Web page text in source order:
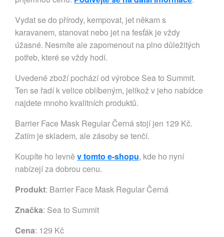
Vydat se do přírody, kempovat, jet někam s
karavanem, stanovat nebo jet na fesťák je vždy
úžasné. Nesmíte ale zapomenout na plno důležitých
potřeb, které se vždy hodí.
Uvedené zboží pochází od výrobce Sea to Summit.
Ten se řadí k velice oblíbeným, jelikož v jeho nabídce
najdete mnoho kvalitních produktů.
Barrier Face Mask Regular Černá stojí jen 129 Kč.
Zatím je skladem, ale zásoby se tenčí.
Koupíte ho levně v tomto e-shopu, kde ho nyní
nabízejí za dobrou cenu.
Produkt: Barrier Face Mask Regular Černá
Značka: Sea to Summit
Cena: 129 Kč